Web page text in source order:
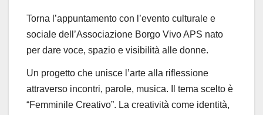
Torna l’appuntamento con l’evento culturale e
sociale dell’Associazione Borgo Vivo APS nato
per dare voce, spazio e visibilità alle donne.
Un progetto che unisce l’arte alla riflessione
attraverso incontri, parole, musica. Il tema scelto è
“Femminile Creativo”. La creatività come identità,